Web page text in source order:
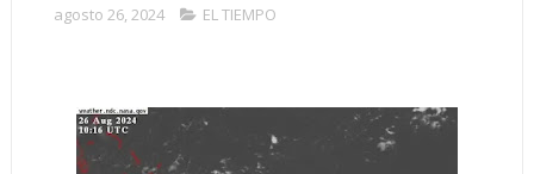
agosto 26, 2024 EL TIEMPO